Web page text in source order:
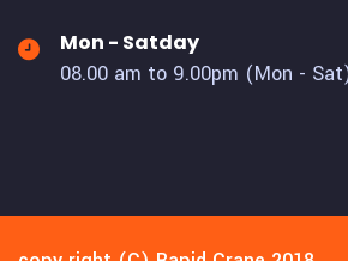
Mon - Satday
08.00 am to 9.00pm (Mon -